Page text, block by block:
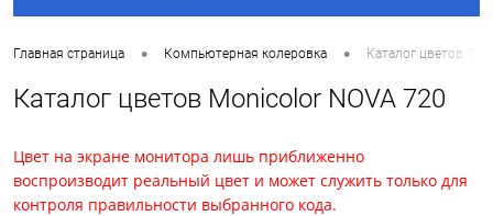
Главная страница • Компьютерная колеровка • Каталог цветов
Каталог цветов Monicolor NOVA 720
Цвет на экране монитора лишь приближенно
воспроизводит реальный цвет и может служить только для
контроля правильности выбранного кода.